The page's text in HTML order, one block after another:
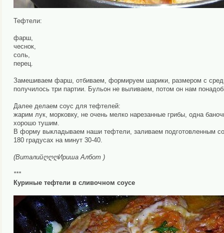
Тефтели:
фарш,
чеснок,
соль,
перец.
Замешиваем фарш, отбиваем, формируем шарики, размером с
получилось три партии. Бульон не выливаем, потом он нам
Далее делаем соус для тефтелей:
жарим лук, морковку, не очень мелко нарезанные грибы, одна
хорошо тушим.
В форму выкладываем наши тефтели, заливаем подготовленным
180 градусах на минут 30-40.
(ВиталийღღღИриша Албот )
***
Куриные тефтели в сливочном соусе